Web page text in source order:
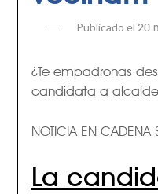
Publicado el 20
¿Te empadronas
candidata a
NOTICIA EN CADENA
La